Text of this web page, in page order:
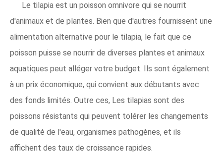
Le tilapia est un poisson omnivore qui se nourrit
d'animaux et de plantes. Bien que d'autres fournissent une
alimentation alternative pour le tilapia, le fait que ce
poisson puisse se nourrir de diverses plantes et animaux
aquatiques peut alléger votre budget. Ils sont également
à un prix économique, qui convient aux débutants avec
des fonds limités. Outre ces, Les tilapias sont des
poissons résistants qui peuvent tolérer les changements
de qualité de l'eau, organismes pathogènes, et ils
affichent des taux de croissance rapides.